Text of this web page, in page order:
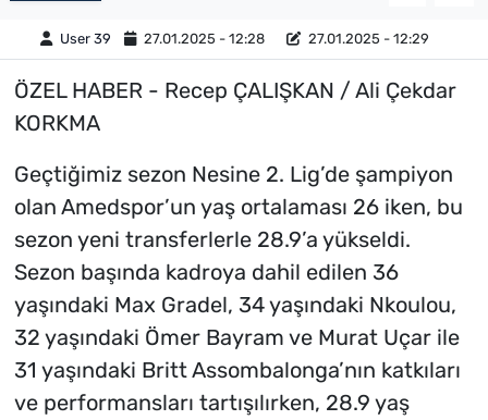
User 39 27.01.2025 - 12:28 27.01.2025 - 12:29
ÖZEL HABER - Recep ÇALIŞKAN / Ali Çekdar
KORKMA
Geçtiğimiz sezon Nesine 2. Lig’de şampiyon
olan Amedspor’un yaş ortalaması 26 iken, bu
sezon yeni transferlerle 28.9’a yükseldi.
Sezon başında kadroya dahil edilen 36
yaşındaki Max Gradel, 34 yaşındaki Nkoulou,
32 yaşındaki Ömer Bayram ve Murat Uçar ile
31 yaşındaki Britt Assombalonga’nın katkıları
ve performansları tartışılırken, 28.9 yaş